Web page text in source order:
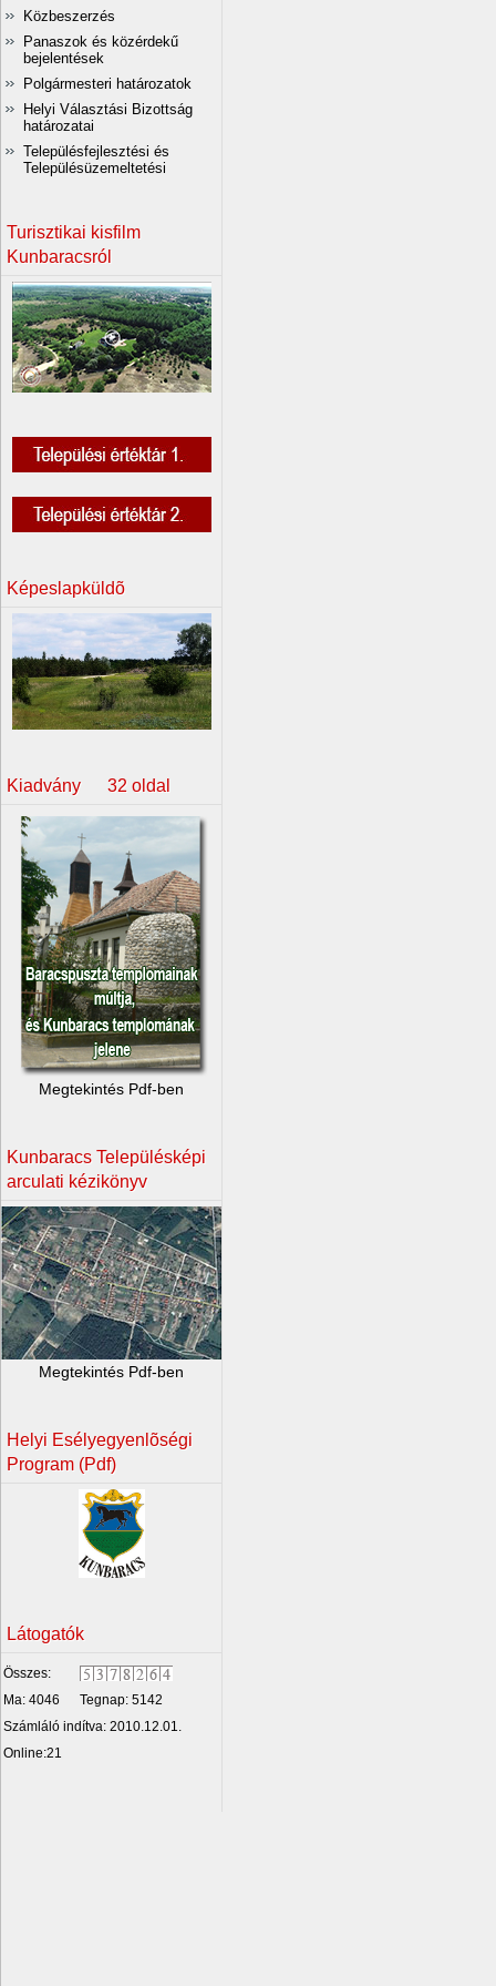
Közbeszerzés
Panaszok és közérdekű
bejelentések
Polgármesteri határozatok
Helyi Választási Bizottság
határozatai
Településfejlesztési és
Településüzemeltetési
Turisztikai kisfilm
Kunbaracsról
Képeslapküldõ
Kiadvány 32 oldal
Megtekintés Pdf-ben
Kunbaracs Településképi
arculati kézikönyv
Megtekintés Pdf-ben
Helyi Esélyegyenlõségi
Program (Pdf)
Látogatók
Összes:
Ma: 4046
Tegnap: 5142
Számláló indítva: 2010.12.01.
Online:21